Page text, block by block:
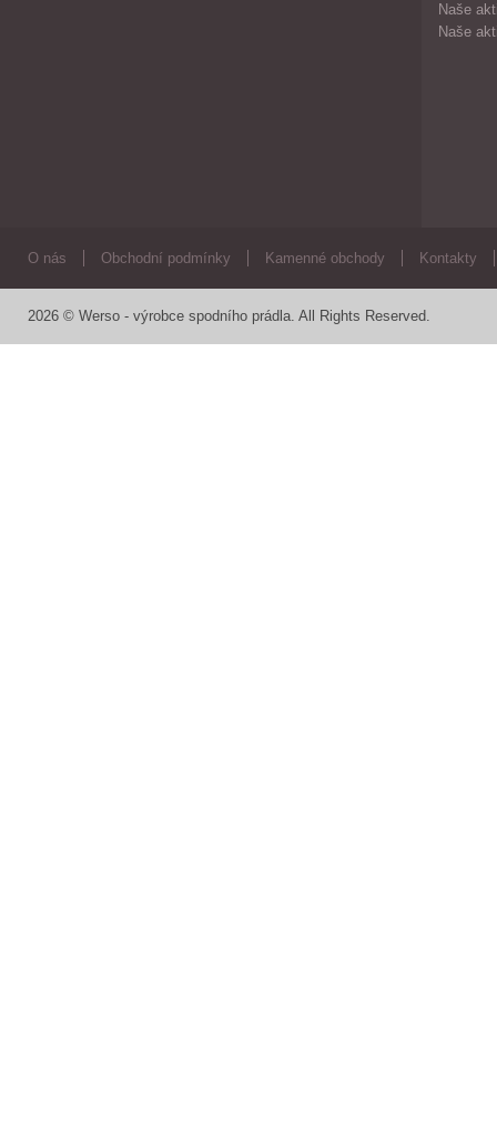
Naše
Naše
O nás Obchodní podmínky Kamenné obchody Kontakty
2026 © Werso - výrobce spodního prádla. All Rights Reserved.